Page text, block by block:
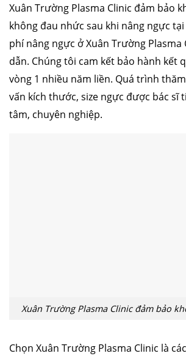
nâng mũi cấu trúc
đặt túi ngực
nâng ngực
Xuân Trường Plasma Clinic đảm bảo
không đau nhức sau khi nâng ngực
phí nâng ngực ở Xuân Trường Plasma
dẫn. Chúng tôi cam kết bảo hành kết
vòng 1 nhiều năm liền. Quá trình
vấn kích thước, size ngực được bác sĩ
tâm, chuyên nghiệp.
Xuân Trường Plasma Clinic đảm bảo
Chọn Xuân Trường Plasma Clinic là